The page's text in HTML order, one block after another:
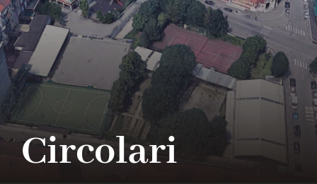
Contatti
Circolari